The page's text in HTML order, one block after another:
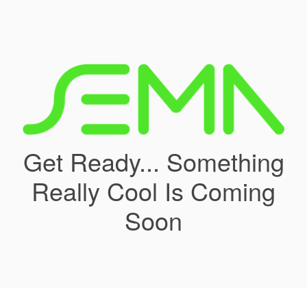
Get Ready... Something
Really Cool Is Coming
Soon